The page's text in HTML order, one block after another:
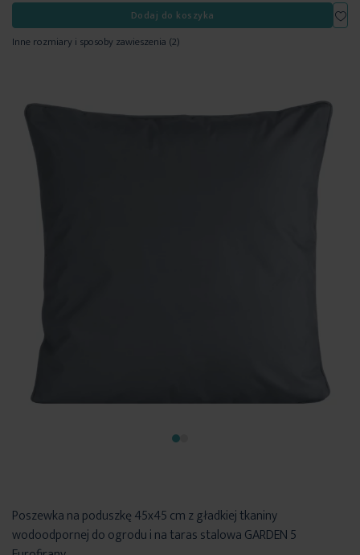
Dodaj do koszyka
Inne rozmiary i sposoby zawieszenia (2)
Poszewka na poduszkę 45x45 cm z gładkiej tkaniny
wodoodpornej do ogrodu i na taras stalowa GARDEN 5